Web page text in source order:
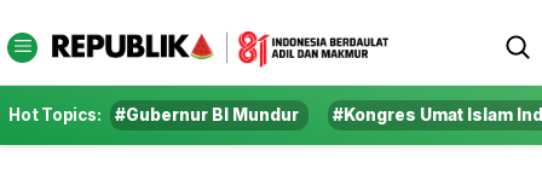
Hot Topics: #Gubernur BI Mundur #Kongres Umat Islam